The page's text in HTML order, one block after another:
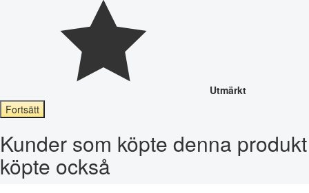
Utmärkt
Fortsätt
Kunder som köpte denna produkt
köpte också